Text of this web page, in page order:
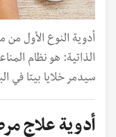
أدوية النوع الأول
الذاتية: هو نظام
سيدمر خلايا بيتا في
أدوية علاج